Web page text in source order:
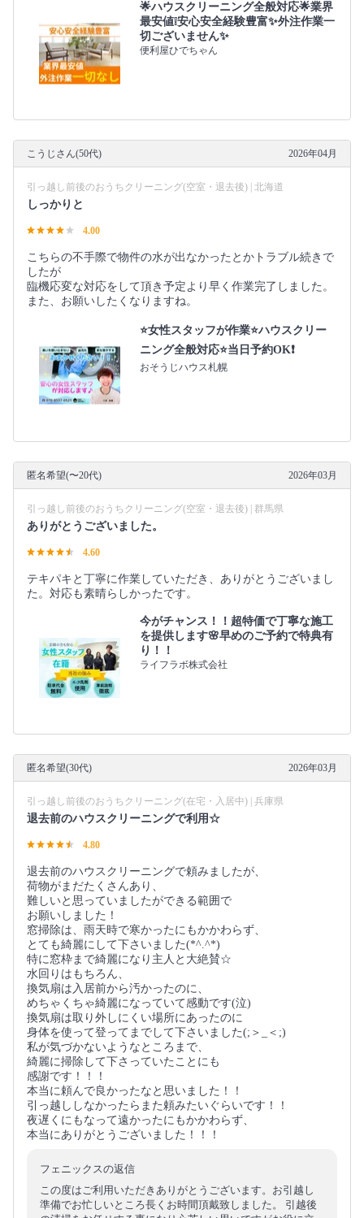
🌟ハウスクリーニング全般対応🌟業界
最安値❕安心安全経験豊富✨外注作業一
切ございません✨
便利屋ひでちゃん
こうじさん(50代) 2026年04月
引っ越し前後のおうちクリーニング(空室・退去後) | 北海道
しっかりと
4.00
こちらの不手際で物件の水が出なかったとかトラブル続きで
したが
臨機応変な対応をして頂き予定より早く作業完了しました。
また、お願いしたくなりますね。
⭐️女性スタッフが作業⭐️ハウスクリー
ニング全般対応⭐️当日予約OK❗️
おそうじハウス札幌
匿名希望(〜20代) 2026年03月
引っ越し前後のおうちクリーニング(空室・退去後) | 群馬県
ありがとうございました。
4.60
テキパキと丁寧に作業していただき、ありがとうございまし
た。対応も素晴らしかったです。
今がチャンス！！超特価で丁寧な施工
を提供します🌸早めのご予約で特典有
り！！
ライフラボ株式会社
匿名希望(30代) 2026年03月
引っ越し前後のおうちクリーニング(在宅・入居中) | 兵庫県
退去前のハウスクリーニングで利用☆
4.80
退去前のハウスクリーニングで頼みましたが、
荷物がまだたくさんあり、
難しいと思っていましたができる範囲で
お願いしました！
窓掃除は、雨天時で寒かったにもかかわらず、
とても綺麗にして下さいました(*^.^*)
特に窓枠まで綺麗になり主人と大絶賛☆
水回りはもちろん、
換気扇は入居前から汚かったのに、
めちゃくちゃ綺麗になっていて感動です(泣)
換気扇は取り外しにくい場所にあったのに
身体を使って登ってまでして下さいました(;＞_＜;)
私が気づかないようなところまで、
綺麗に掃除して下さっていたことにも
感謝です！！！
本当に頼んで良かったなと思いました！！
引っ越ししなかったらまた頼みたいぐらいです！！
夜遅くにもなって遠かったにもかかわらず、
本当にありがとうございました！！！
フェニックスの返信
この度はご利用いただきありがとうございます。お引越し
準備でお忙しいところ長くお時間頂戴致しました。 引越後